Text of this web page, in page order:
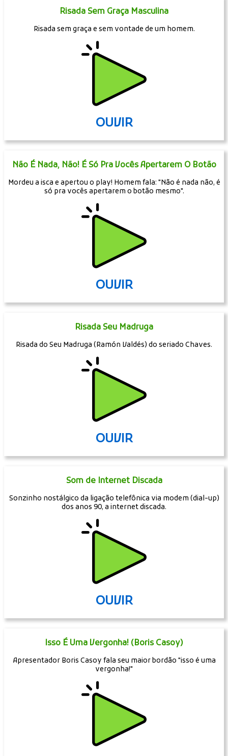
Risada Sem Graça Masculina
Risada sem graça e sem vontade de um homem.
OUVIR
Não É Nada, Não! É Só Pra Vocês Apertarem O Botão
Mordeu a isca e apertou o play! Homem fala: "Não é nada não, é
só pra vocês apertarem o botão mesmo".
OUVIR
Risada Seu Madruga
Risada do Seu Madruga (Ramón Valdés) do seriado Chaves.
OUVIR
Som de Internet Discada
Sonzinho nostálgico da ligação telefônica via modem (dial-up)
dos anos 90, a internet discada.
OUVIR
Isso É Uma Vergonha! (Boris Casoy)
Apresentador Boris Casoy fala seu maior bordão "isso é uma
vergonha!"